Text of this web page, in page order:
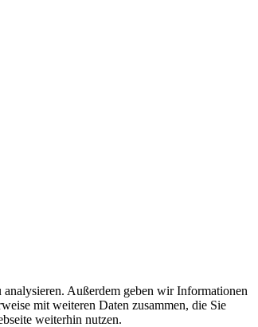
Außerdem geben wir Informationen
mit weiteren Daten zusammen, die Sie
weiterhin nutzen.